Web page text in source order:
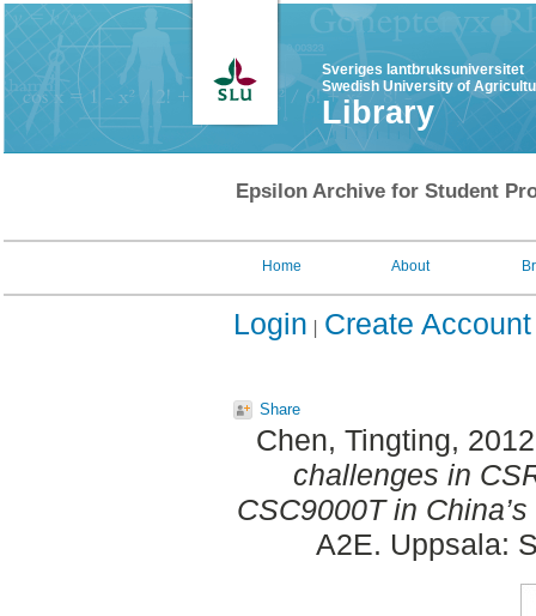
Sveriges lantbruksuniversitet
Swedish University of
Library
Epsilon Archive for Student
Home About
Login Create Account
Share
Chen, Tingting,
challenges in
CSC9000T in
A2E. Uppsala: